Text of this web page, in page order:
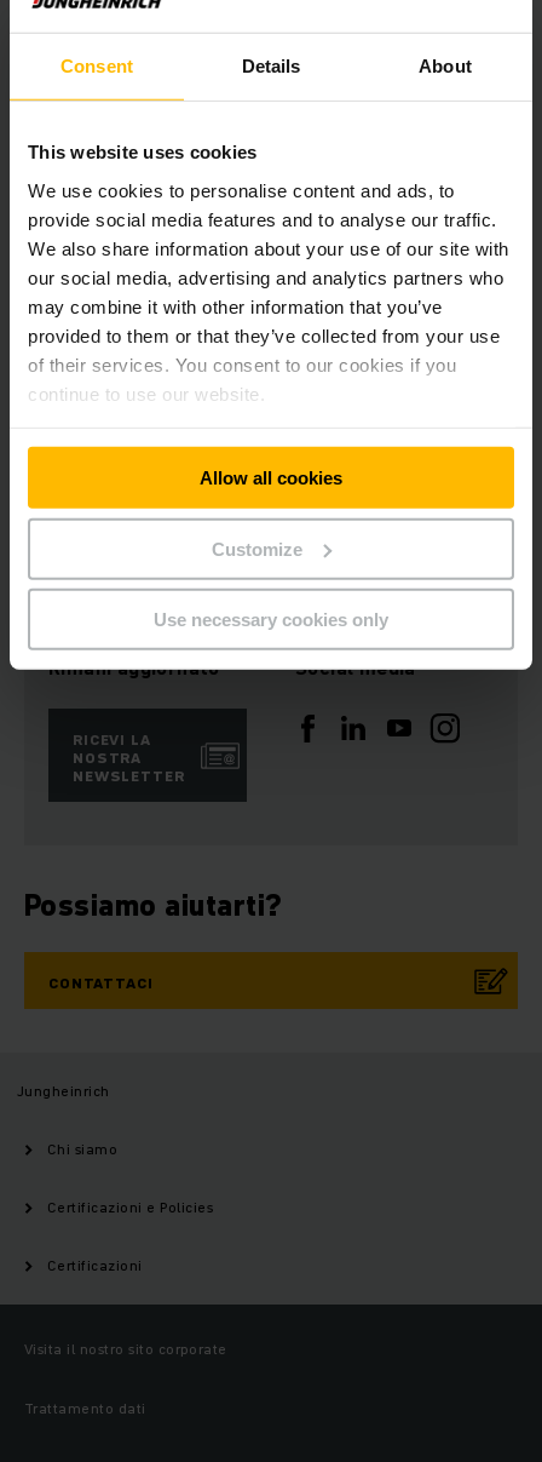
Consent Details About
This website uses cookies
We use cookies to personalise content and ads, to
provide social media features and to analyse our traffic.
We also share information about your use of our site with
our social media, advertising and analytics partners who
may combine it with other information that you’ve
provided to them or that they’ve collected from your use
of their services. You consent to our cookies if you
continue to use our website.
Allow all cookies
Customize
Use necessary cookies only
S.r.l.
Certificato ISO 14001 - Jungheinrich Moosburg
Certificato ISO 14001 - Jungheinrich
Norderstedt
Certificato ISO 14001 - Jungheinrich Landsberg
Per le altre certificazioni del Gruppo Jungheinrich consulta la
6280
Rimani aggiornato
RICEVI LA
NOSTRA
NEWSLETTER
Social media
Possiamo aiutarti?
CONTATTACI
Jungheinrich
Chi siamo
Certificazioni e Policies
Certificazioni
Visita il nostro sito corporate
Trattamento dati